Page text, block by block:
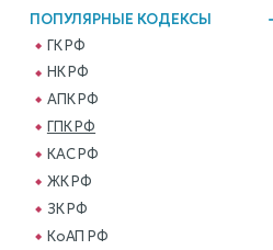
ПОПУЛЯРНЫЕ КОДЕКСЫ
ГК РФ
НК РФ
АПК РФ
ГПК РФ
КАС РФ
ЖК РФ
ЗК РФ
КоАП РФ